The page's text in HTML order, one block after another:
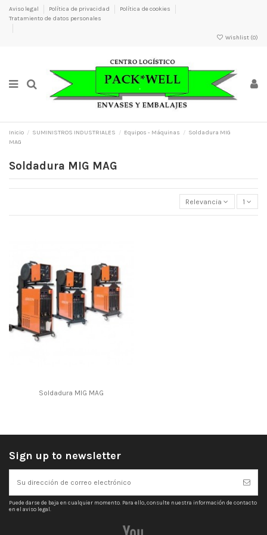
×
×
Nombre de la lista de deseos
×
×
Aviso legal Política de privacidad
Política de cookies
Tratamiento de datos personales
Wishlist (0)
Inicio SUMINISTROS INDUSTRIALES Equipos - Máquinas
Soldadura MIG
MAG
Soldadura MIG MAG
Relevancia 1
Soldadura MIG MAG
Sign up to newsletter
Puede darse de baja en cualquier momento. Para ello, consulte nuestra información de contacto
en el aviso legal.